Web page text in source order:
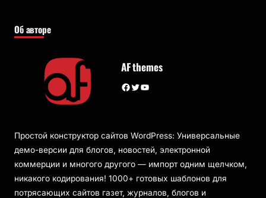
Об авторе
AF themes
Facebook Twitter YouTube
Простой конструктор сайтов WordPress: Универсальные
демо-версии для блогов, новостей, электронной
коммерции и многого другого — импорт одним щелчком,
никакого кодирования! 1000+ готовых шаблонов для
потрясающих сайтов газет, журналов, блогов и